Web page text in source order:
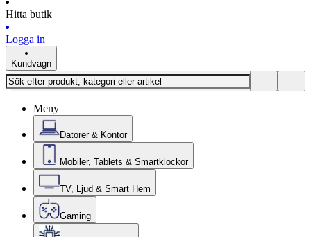
Hitta butik
Logga in
Kundvagn
Meny
Datorer & Kontor
Mobiler, Tablets & Smartklockor
TV, Ljud & Smart Hem
Gaming